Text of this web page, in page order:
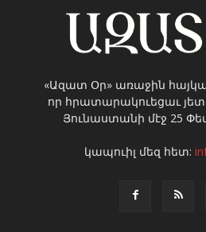
«Ազատ Օր» առաջին
որ հրատարակուեցաւ
Յունաստանի մէջ 25
կապուիլ մեզ հետ: